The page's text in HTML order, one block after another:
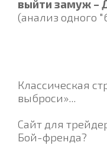
выйти замуж –
(анализ одного
Классическая
выброси»...
Сайт для
Бой-френда?